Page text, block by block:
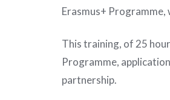
Erasmus+
This training, of 25
Programme,
partnership.